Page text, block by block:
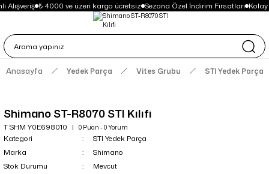
Alışveriş ₺ 4000 ve üzeri kargo ücretsiz Sezona Özel İndirim Fırsatları Kolay
Anasayfa Yedek Parça Vites Grubu STI Yedek Parça
Shimano ST-R8070 STI Kılıfı
T SHM Y0E698010 0 Puan - 0 Yorum
Kategori
STI Yedek Parça
Marka
Shimano
Stok Durumu
Mevcut